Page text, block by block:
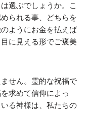
選ぶでしょうか。こ
られる事、どちらを
ようにお金を払えば
に見える形でご褒美
せん。霊的な祝福で
求めて信仰によっ
る神様は、私たちの